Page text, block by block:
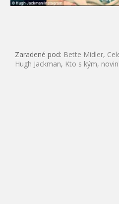
Zaradené pod: Bette Midler,
Hugh Jackman, Kto s kým,